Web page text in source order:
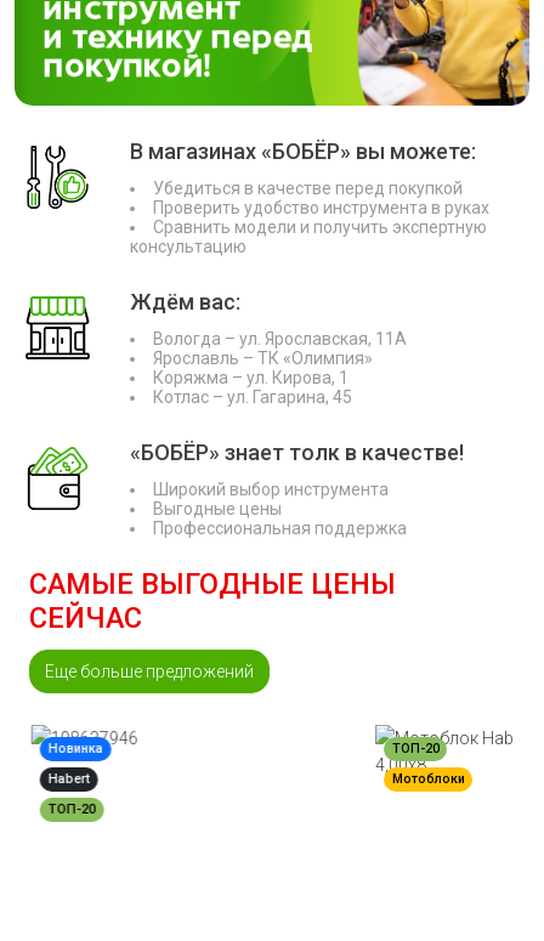
В магазинах «БОБЁР» вы можете:
Убедиться в качестве перед покупкой
Проверить удобство инструмента в руках
Сравнить модели и получить экспертную
консультацию
Ждём вас:
Вологда – ул. Ярославская, 11А
Ярославль – ТК «Олимпия»
Коряжма – ул. Кирова, 1
Котлас – ул. Гагарина, 45
«БОБЁР» знает толк в качестве!
Широкий выбор инструмента
Выгодные цены
Профессиональная поддержка
САМЫЕ ВЫГОДНЫЕ ЦЕНЫ
СЕЙЧАС
Еще больше предложений
Новинка
Habert
ТОП-20
ТОП-20
Мотоблоки